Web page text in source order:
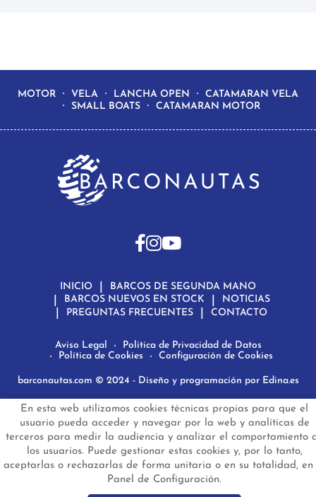
En esta web utilizamos cookies técnicas propias para que el
usuario pueda acceder y navegar por la web y analíticas de
terceros para medir la audiencia y analizar el comportamiento
los usuarios. Puede gestionar estas cookies y, por lo tanto,
aceptarlas o rechazarlas de forma unitaria o en su totalidad, en
Panel de Configuración.
MOTOR VELA LANCHA OPEN
CATAMARAN VELA
SMALL BOATS
CATAMARAN MOTOR
INICIO
BARCOS DE SEGUNDA MANO
BARCOS NUEVOS EN STOCK
NOTICIAS
PREGUNTAS FRECUENTES
CONTACTO
Aviso Legal
Política de Privacidad de Datos
Política de Cookies
Configuración de Cookies
barconautas.com © 2024 - Diseño y programación por Edina.es